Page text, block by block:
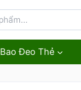
Bao Đeo Thẻ